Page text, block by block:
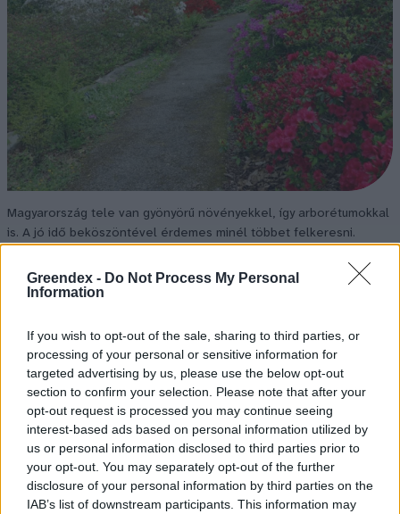
Greendex - Do Not Process My Personal
Information
If you wish to opt-out of the sale, sharing to third parties, or
processing of your personal or sensitive information for
targeted advertising by us, please use the below opt-out
section to confirm your selection. Please note that after your
opt-out request is processed you may continue seeing
interest-based ads based on personal information utilized by
us or personal information disclosed to third parties prior to
your opt-out. You may separately opt-out of the further
disclosure of your personal information by third parties on the
IAB’s list of downstream participants. This information may
Magyarország tele van gyönyörű növényekkel, így arborétumokkal
is. A jó idő beköszöntével érdemes minél többet felkeresni.
Fővárosi Állatkert
ÉLŐ BOLYGÓNK
Szedd magad őszibarack: itt vannak
a legjobb lelőhelyek!